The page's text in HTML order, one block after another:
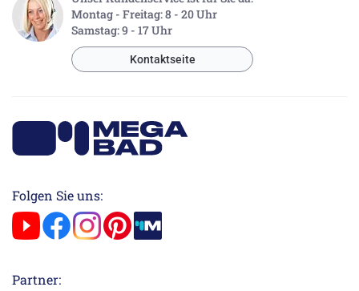
Montag - Freitag: 8 - 20 Uhr
Samstag: 9 - 17 Uhr
Kontaktseite
Folgen Sie uns:
Partner: